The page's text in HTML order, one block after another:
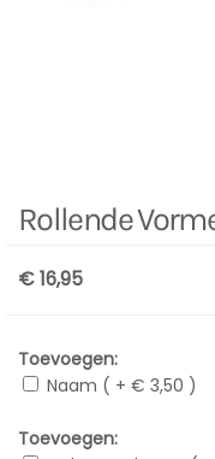
Rollende
€ 16,95
Toevoegen:
Naam ( + € 3,50 )
Toevoegen: